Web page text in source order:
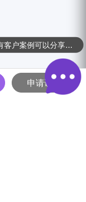
有客户案例可以分享吗？
申请试用